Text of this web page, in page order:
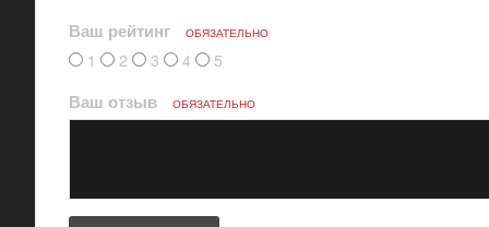
Ваш рейтинг
ОБЯЗАТЕЛЬНО
1 2 3 4 5
Ваш отзыв ОБЯЗАТЕЛЬНО